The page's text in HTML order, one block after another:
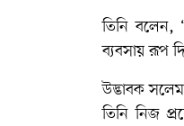
তিনি বলেন,
ব্যবসায় রূপ
উদ্ভাবক
তিনি নিজ